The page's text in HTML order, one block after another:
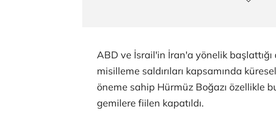
ABD ve İsrail'in İran'a yönelik başlattığı
misilleme saldırıları kapsamında
öneme sahip Hürmüz Boğazı özellikle
gemilere fiilen kapatıldı.